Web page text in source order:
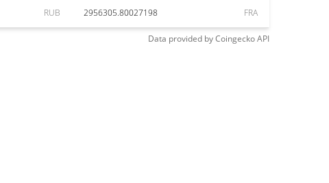
RUB 2956305.80027198 FRA
Data provided byCoingeckoAPI